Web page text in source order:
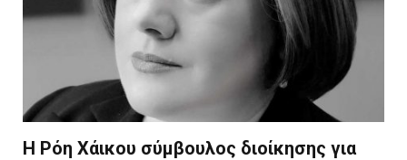
Η Ρόη Χάικου σύμβουλος διοίκησης για